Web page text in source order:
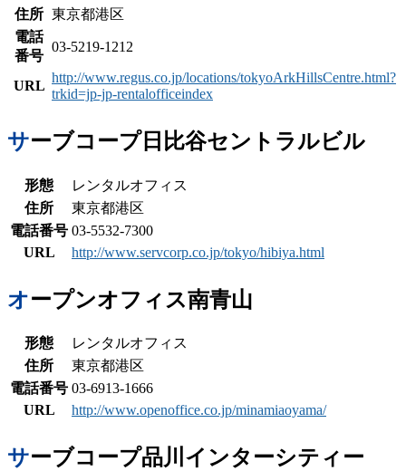
住所 東京都港区
電話
番号
03-5219-1212
URL
http://www.regus.co.jp/locations/tokyoArkHillsCentre.html?
trkid=jp-jp-rentalofficeindex
サーブコープ日比谷セントラルビル
形態
レンタルオフィス
住所
東京都港区
電話番号 03-5532-7300
URL
http://www.servcorp.co.jp/tokyo/hibiya.html
オープンオフィス南青山
形態
レンタルオフィス
住所
東京都港区
電話番号 03-6913-1666
URL
http://www.openoffice.co.jp/minamiaoyama/
サーブコープ品川インターシティー